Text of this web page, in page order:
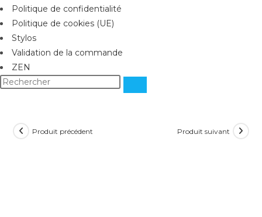
Politique de confidentialité
Politique de cookies (UE)
Stylos
Validation de la commande
ZEN
Produit précédent Produit suivant